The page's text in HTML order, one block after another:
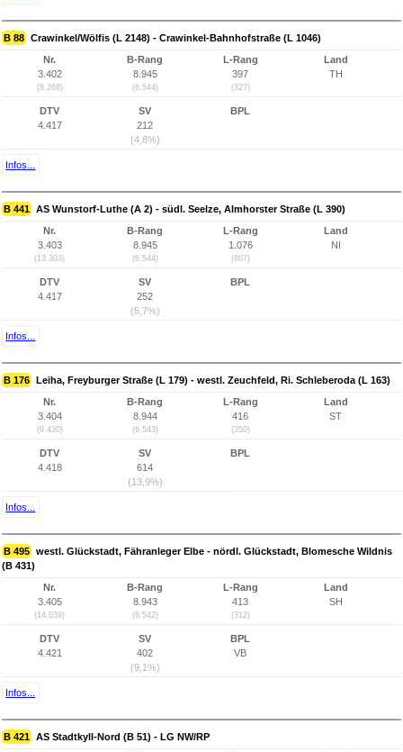
B 88 Crawinkel/Wölfis (L 2148) - Crawinkel-Bahnhofstraße (L 1046)
Nr.
3.402
(8.268)
B-Rang
8.945
(6.544)
L-Rang
397
(327)
Land
TH
DTV
4.417
SV
212
(4,8%)
BPL
Infos...
B 441 AS Wunstorf-Luthe (A 2) - südl. Seelze, Almhorster Straße (L 390)
Nr.
3.403
(13.303)
B-Rang
8.945
(6.544)
L-Rang
1.076
(807)
Land
NI
DTV
4.417
SV
252
(5,7%)
BPL
Infos...
B 176 Leiha, Freyburger Straße (L 179) - westl. Zeuchfeld, Ri. Schleberoda (L 163)
Nr.
3.404
(9.430)
B-Rang
8.944
(6.543)
L-Rang
416
(350)
Land
ST
DTV
4.418
SV
614
(13,9%)
BPL
Infos...
B 495 westl. Glückstadt, Fähranleger Elbe - nördl. Glückstadt, Blomesche Wildnis
(B 431)
Nr.
3.405
(14.039)
B-Rang
8.943
(6.542)
L-Rang
413
(312)
Land
SH
DTV
4.421
SV
402
(9,1%)
BPL
VB
Infos...
B 421 AS Stadtkyll-Nord (B 51) - LG NW/RP